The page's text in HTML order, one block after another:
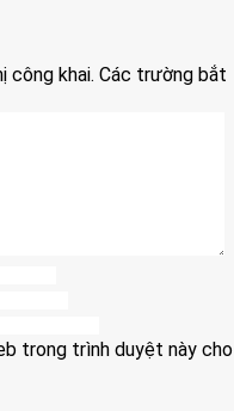
công khai. Các trường bắt
trong trình duyệt này cho